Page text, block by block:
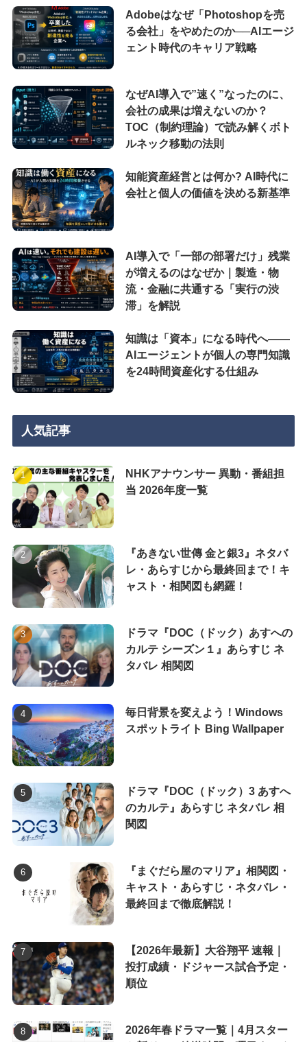
Adobeはなぜ「Photoshopを売
る会社」をやめたのか──AIエージ
ェント時代のキャリア戦略
なぜAI導入で”速く”なったのに、
会社の成果は増えないのか？
TOC（制約理論）で読み解くボト
ルネック移動の法則
知能資産経営とは何か? AI時代に
会社と個人の価値を決める新基準
AI導入で「一部の部署だけ」残業
が増えるのはなぜか｜製造・物
流・金融に共通する「実行の渋
滞」を解説
知識は「資本」になる時代へ——
AIエージェントが個人の専門知識
を24時間資産化する仕組み
人気記事
NHKアナウンサー 異動・番組担
当 2026年度一覧
『あきない世傳 金と銀3』ネタバ
レ・あらすじから最終回まで！キ
ャスト・相関図も網羅！
ドラマ『DOC（ドック）あすへの
カルテ シーズン１』あらすじ ネ
タバレ 相関図
毎日背景を変えよう！Windows
スポットライト Bing Wallpaper
ドラマ『DOC（ドック）3 あすへ
のカルテ』あらすじ ネタバレ 相
関図
『まぐだら屋のマリア』相関図・
キャスト・あらすじ・ネタバレ・
最終回まで徹底解説！
【2026年最新】大谷翔平 速報｜
投打成績・ドジャース試合予定・
順位
2026年春ドラマ一覧｜4月スター